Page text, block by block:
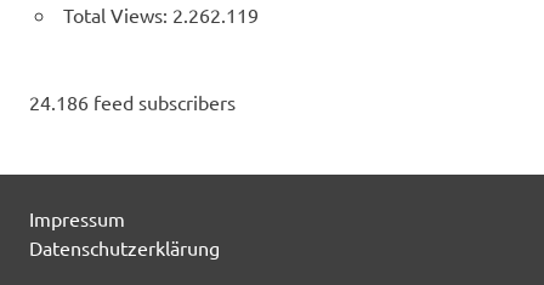
Total Views: 2.262.119
24.186 feed subscribers
Impressum
Datenschutzerklärung